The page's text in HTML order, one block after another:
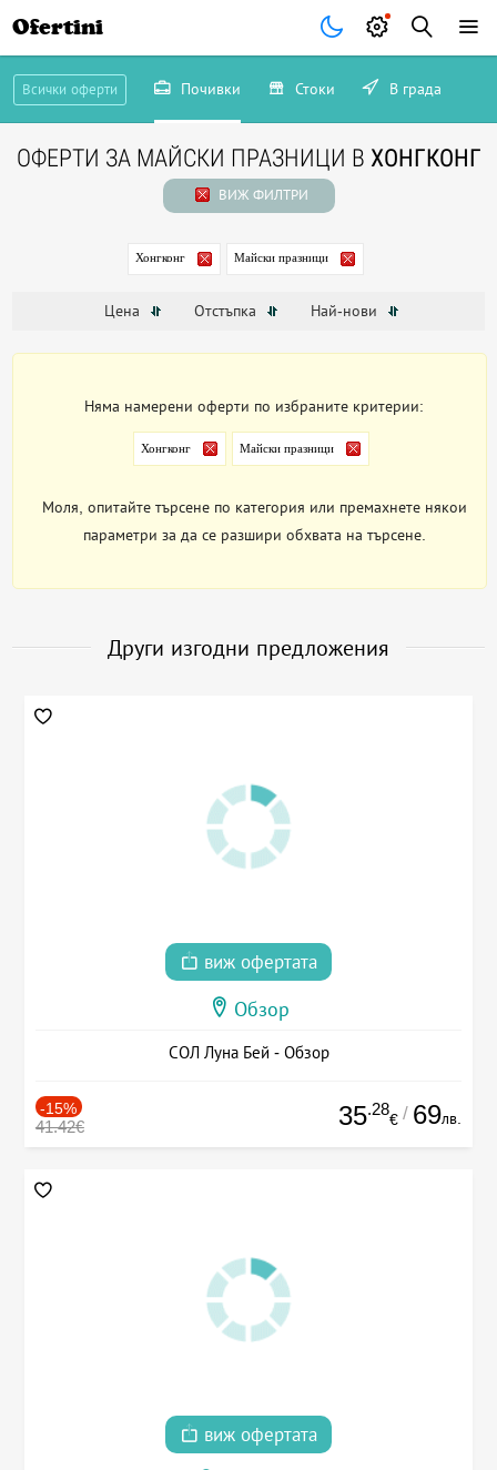
Ofertini
Всички оферти Почивки Стоки В града
ОФЕРТИ ЗА МАЙСКИ ПРАЗНИЦИ В ХОНГКОНГ
ВИЖ ФИЛТРИ
Хонгконг Майски празници
Цена Отстъпка Най-нови
Няма намерени оферти по избраните критерии:
Хонгконг Майски празници
Моля, опитайте търсене по категория или премахнете някои
параметри за да се разшири обхвата на търсене.
Други изгодни предложения
виж офертата
Обзор
СОЛ Луна Бей - Обзор
-15%
41.42€ 35.28
€ / 69лв.
виж офертата